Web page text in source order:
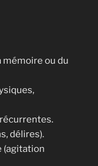
mémoire ou du
délires).
(agitation